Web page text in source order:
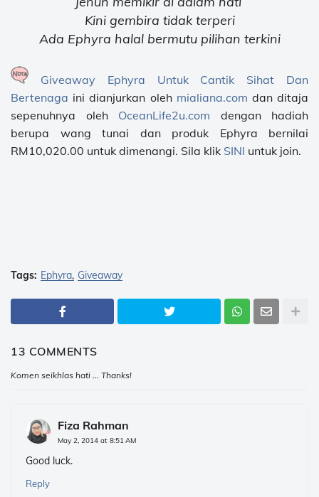
Kini gembira tidak terperi
Ada Ephyra halal bermutu pilihan terkini
Giveaway Ephyra Untuk Cantik Sihat Dan
Bertenaga ini dianjurkan oleh mialiana.com dan ditaja
sepenuhnya oleh OceanLife2u.com dengan hadiah
berupa wang tunai dan produk Ephyra bernilai
RM10,020.00 untuk dimenangi. Sila klik SINI untuk join.
Tags: Ephyra Giveaway
13 COMMENTS
Komen seikhlas hati ... Thanks!
Fiza Rahman
May 2, 2014 at 8:51 AM
Good luck.
Reply